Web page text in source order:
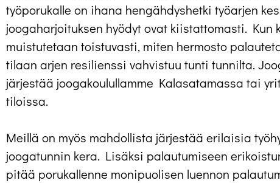
työporukalle on ihana hengähdyshetki työarjen
joogaharjoituksen hyödyt ovat kiistattomasti. Kun
muistutetaan toistuvasti, miten hermosto
tilaan arjen resilienssi vahvistuu tunti tunnilta.
järjestää joogakoulullamme Kalasatamassa tai
tiloissa.
Meillä on myös mahdollista järjestää erilaisia
joogatunnin kera. Lisäksi palautumiseen
pitää porukallenne monipuolisen luennon